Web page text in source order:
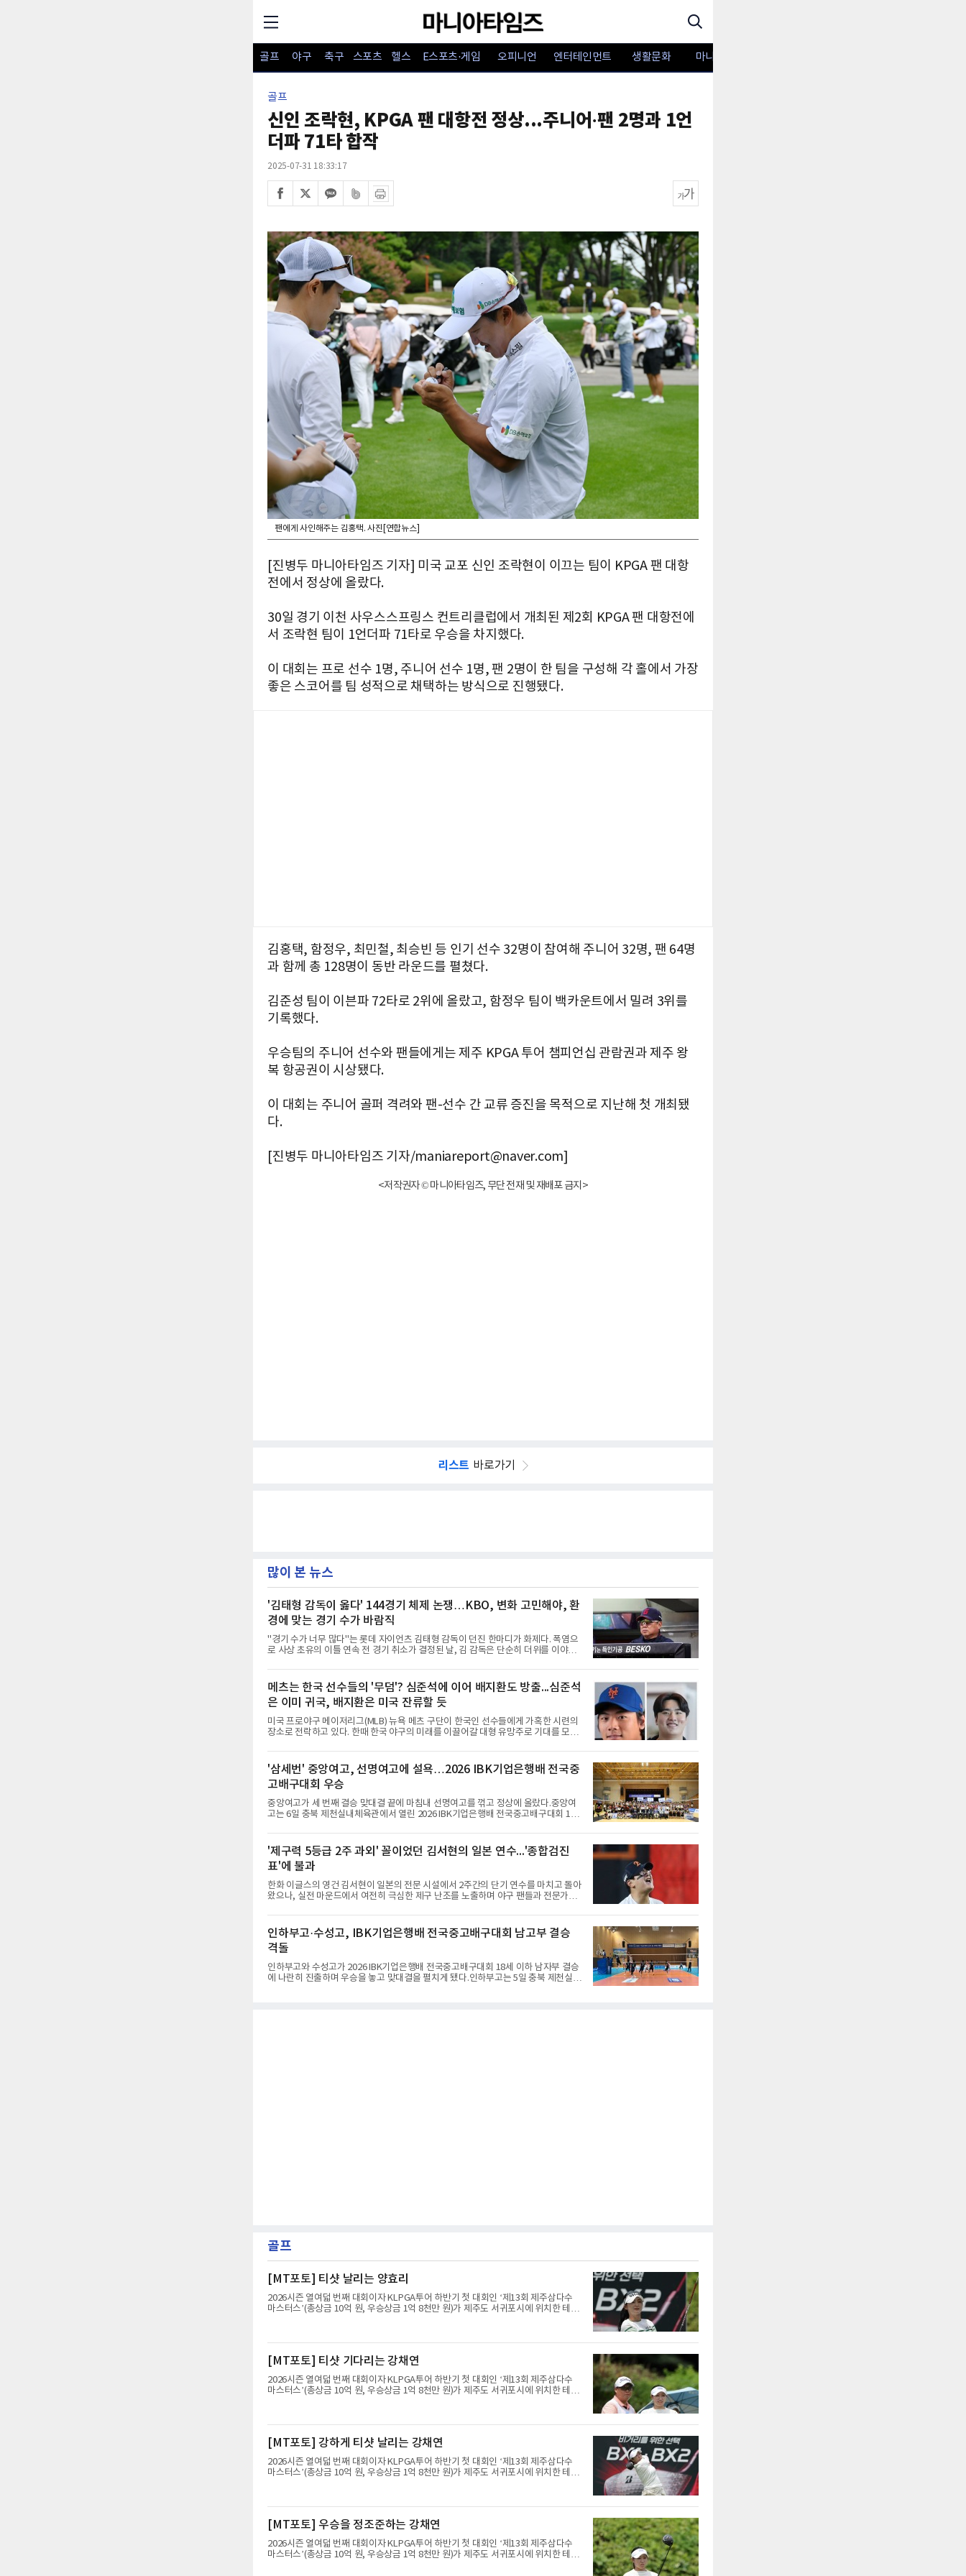
골프 야구 축구 스포츠 헬스 E스포츠·게임 오피니언 엔터테인먼트 생활문화 마니아TV
골프
신인 조락현, KPGA 팬 대항전 정상...주니어·팬 2명과 1언
더파 71타 합작
2025-07-31 18:33:17
팬에게 사인해주는 김홍택. 사진[연합뉴스]
[진병두 마니아타임즈 기자] 미국 교포 신인 조락현이 이끄는 팀이 KPGA 팬 대항
전에서 정상에 올랐다.
30일 경기 이천 사우스스프링스 컨트리클럽에서 개최된 제2회 KPGA 팬 대항전에
서 조락현 팀이 1언더파 71타로 우승을 차지했다.
이 대회는 프로 선수 1명, 주니어 선수 1명, 팬 2명이 한 팀을 구성해 각 홀에서 가장
좋은 스코어를 팀 성적으로 채택하는 방식으로 진행됐다.
김홍택, 함정우, 최민철, 최승빈 등 인기 선수 32명이 참여해 주니어 32명, 팬 64명
과 함께 총 128명이 동반 라운드를 펼쳤다.
김준성 팀이 이븐파 72타로 2위에 올랐고, 함정우 팀이 백카운트에서 밀려 3위를
기록했다.
우승팀의 주니어 선수와 팬들에게는 제주 KPGA 투어 챔피언십 관람권과 제주 왕
복 항공권이 시상됐다.
이 대회는 주니어 골퍼 격려와 팬-선수 간 교류 증진을 목적으로 지난해 첫 개최됐
다.
[진병두 마니아타임즈 기자/maniareport@naver.com]
<저작권자 © 마니아타임즈, 무단 전재 및 재배포 금지>
리스트 바로가기
많이 본 뉴스
'김태형 감독이 옳다' 144경기 체제 논쟁…KBO, 변화 고민해야, 환
경에 맞는 경기 수가 바람직
"경기 수가 너무 많다"는 롯데 자이언츠 김태형 감독이 던진 한마디가 화제다. 폭염으
로 사상 초유의 이틀 연속 전 경기 취소가 결정된 날, 김 감독은 단순히 더위를 이야기
가 과연 지속 가능한지 질문을 던졌다.물론 144경기가 세계적으로 특별히 많은 숫자
는 아니다. 메이저리그는 팀당 162경기, 일본프로야구도 143~144경기를 치른다. 숫
자만 놓고 보면 KBO가 유난히 혹사 구조라고 말하기 어렵다.하지만 중요한 것은 숫자
가 아니라 환경이다. 한국의 여름은 달라지고 있다. 과거와 비교하기 어려울 정도로 폭
염이 길어지고 강해지고 있다. 여기에 장마, 이
메츠는 한국 선수들의 '무덤'? 심준석에 이어 배지환도 방출...심준석
은 이미 귀국, 배지환은 미국 잔류할 듯
미국 프로야구 메이저리그(MLB) 뉴욕 메츠 구단이 한국인 선수들에게 가혹한 시련의
장소로 전락하고 있다. 한때 한국 야구의 미래를 이끌어갈 대형 유망주로 기대를 모았
하 마이너리그에서 방출 통보를 받는 아픔을 겪었다. 두 선수의 동반 이탈은 메츠 구단
이 유독 한국 선수들에게 '기회의 땅'이 아닌 '무덤'처럼 작용하고 있음을 방증하고 있
다.고교 시절 시속 160km에 달하는 강속구로 큰 스포트라이트를 받았던 심준석은 루
키리그에서 메츠 구단으로부터 방출 조치됐다. 피츠버그 파이리츠와 마이애미 말린스
를 거쳐 메츠에 둥지를 틀며 반등을 노렸으나
'삼세번' 중앙여고, 선명여고에 설욕…2026 IBK기업은행배 전국중
고배구대회 우승
중앙여고가 세 번째 결승 맞대결 끝에 마침내 선명여고를 꺾고 정상에 올랐다.중앙여
고는 6일 충북 제천실내체육관에서 열린 2026 IBK기업은행배 전국중고배구대회 18
물리치고 우승을 차지했다.첫 세트를 13-25로 내주며 불안하게 출발한 중앙여고는 이
후 조직력을 되찾아 2세트부터 경기 주도권을 완전히 장악했다. 강한 서브와 탄탄한
수비를 앞세워 내리 세 세트를 따내며 짜릿한 역전승을 완성했다.이번 우승은 더욱 의
미가 컸다. 중앙여고는 올해 3월 춘계연맹전과 5월 종별선수권대회 결승에서 모두 선
명여고에 패해 준우승에 머물렀다. 그러나 세 번째
'제구력 5등급 2주 과외' 꼴이었던 김서현의 일본 연수...'종합검진
표'에 불과
한화 이글스의 영건 김서현이 일본의 전문 시설에서 2주간의 단기 연수를 마치고 돌아
왔으나, 실전 마운드에서 여전히 극심한 제구 난조를 노출하며 야구 팬들과 전문가들
결할 특효약이 될 것처럼 포장되었던 이번 연수는, 뚜껑을 열어보니 '제구력 5등급에
게 2주짜리 족집게 과외를 붙여 1등급을 기대한 꼴'이었다는 냉정한 평가를 피하기 어
렵게 됐다.야구에서 투수의 제구력은 오랜 시간 투구폼을 반복하며 몸에 새겨진 일종
의 근육 기억과 밸런스의 산물이다. 릴리스 포인트의 미세한 오차나 하체 활용의 불균
형은 수백, 수천 번의 교정 훈련과 실전 피드
인하부고·수성고, IBK기업은행배 전국중고배구대회 남고부 결승
격돌
인하부고와 수성고가 2026 IBK기업은행배 전국중고배구대회 18세 이하 남자부 결승
에 나란히 진출하며 우승을 놓고 맞대결을 펼치게 됐다.인하부고는 5일 충북 제천실내
골프
[MT포토] 티샷 날리는 양효리
2026시즌 열여덟 번째 대회이자 KLPGA투어 하반기 첫 대회인 ‘제13회 제주삼다수
마스터스’(총상금 10억 원, 우승상금 1억 8천만 원)가 제주도 서귀포시에 위치한 테디
[MT포토] 티샷 기다리는 강채연
2026시즌 열여덟 번째 대회이자 KLPGA투어 하반기 첫 대회인 ‘제13회 제주삼다수
마스터스’(총상금 10억 원, 우승상금 1억 8천만 원)가 제주도 서귀포시에 위치한 테디
[MT포토] 강하게 티샷 날리는 강채연
2026시즌 열여덟 번째 대회이자 KLPGA투어 하반기 첫 대회인 ‘제13회 제주삼다수
마스터스’(총상금 10억 원, 우승상금 1억 8천만 원)가 제주도 서귀포시에 위치한 테디
[MT포토] 우승을 정조준하는 강채연
2026시즌 열여덟 번째 대회이자 KLPGA투어 하반기 첫 대회인 ‘제13회 제주삼다수
마스터스’(총상금 10억 원, 우승상금 1억 8천만 원)가 제주도 서귀포시에 위치한 테디